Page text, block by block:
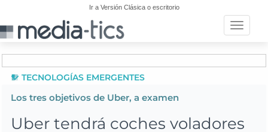
Ir a Versión Clásica o escritorio
Toggle
TECNOLOGÍAS EMERGENTES
Los tres objetivos de Uber, a examen
Uber tendrá coches voladores